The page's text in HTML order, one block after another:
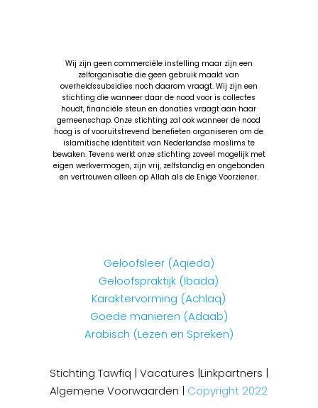
Wij zijn geen commerciële instelling maar zijn een
zelforganisatie die geen gebruik maakt van
overheidssubsidies noch daarom vraagt. Wij zijn een
stichting die wanneer daar de nood voor is collectes
houdt, financiële steun en donaties vraagt aan haar
gemeenschap. Onze stichting zal ook wanneer de nood
hoog is of vooruitstrevend benefieten organiseren om de
islamitische identiteit van Nederlandse moslims te
bewaken. Tevens werkt onze stichting zoveel mogelijk met
eigen werkvermogen, zijn vrij, zelfstandig en ongebonden
en vertrouwen alleen op Allah als de Enige Voorziener.
Geloofsleer (Aqieda)
Geloofspraktijk (Ibada)
Karaktervorming (Achlaq)
Goede manieren (Adaab)
Arabisch (Lezen en Spreken)
Stichting Tawfiq | Vacatures |Linkpartners |
Algemene Voorwaarden | Copyright 2022